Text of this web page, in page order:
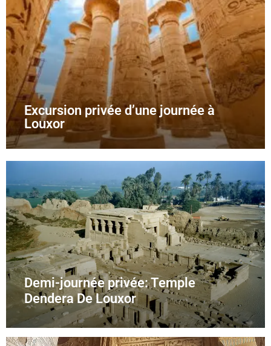
Excursion privée d’une journée à
Louxor
Demi-journée privée: Temple
Dendera De Louxor